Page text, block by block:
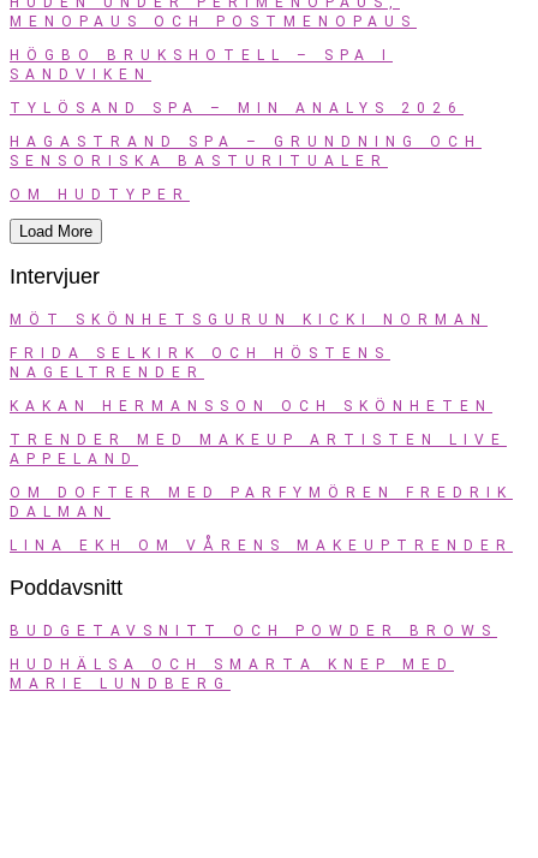
MENOPAUS OCH POSTMENOPAUS
HÖGBO BRUKSHOTELL – SPA I
SANDVIKEN
TYLÖSAND SPA – MIN ANALYS 2026
HAGASTRAND SPA – GRUNDNING OCH
SENSORISKA BASTURITUALER
OM HUDTYPER
Load More
Intervjuer
MÖT SKÖNHETSGURUN KICKI NORMAN
FRIDA SELKIRK OCH HÖSTENS
NAGELTRENDER
KAKAN HERMANSSON OCH SKÖNHETEN
TRENDER MED MAKEUP ARTISTEN LIVE
APPELAND
OM DOFTER MED PARFYMÖREN FREDRIK
DALMAN
LINA EKH OM VÅRENS MAKEUPTRENDER
Poddavsnitt
BUDGETAVSNITT OCH POWDER BROWS
HUDHÄLSA OCH SMARTA KNEP MED
MARIE LUNDBERG